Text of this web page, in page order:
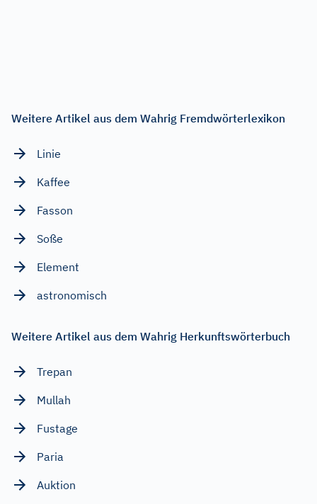
Weitere Artikel aus dem Wahrig Fremdwörterlexikon
Linie
Kaffee
Fasson
Soße
Element
astronomisch
Weitere Artikel aus dem Wahrig Herkunftswörterbuch
Trepan
Mullah
Fustage
Paria
Auktion